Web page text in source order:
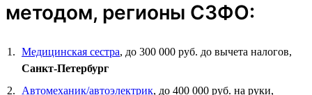
методом, регионы СЗФО:
Медицинская сестра, до 300 000 руб. до вычета налогов,
Санкт-Петербург
Автомеханик/автоэлектрик, до 400 000 руб. на руки,